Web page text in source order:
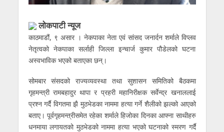
लाेकपाटी न्यूज
काठमाडौं, ९ असार । नेकपाका नेता एवं सांसद जनार्दन शर्माले विप्लव
नेतृत्वको नेकपाका सर्लाही जिल्ला इन्चार्ज कुमार पौडेलको घटना
अस्वभाविक भएको बताएका छन्।
सोमबार संसदको राज्यव्यवस्था तथा सुशासन समितिको बैठकमा
गृहमन्त्री रामबहादुर थापा र प्रहरी महानिरीक्षक सर्वेन्द्र खनाललाई
प्रश्न गर्दै विगतमा झै मुठभेडका नाममा हत्या गर्ने शैलीको झल्को आएको
बताए। पूर्वगृहमन्त्रीसमेत रहेका शर्माले हिजोका दिनका आफ्ना साथीहरु
धनमाया लगायतको मुठभेडको नाममा हत्या भएको घटनाको स्मरण गर्दै